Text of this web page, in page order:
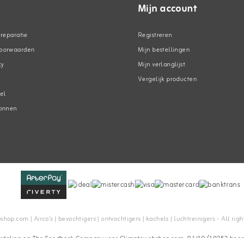
Mijn account
Registreren
Mijn bestellingen
Mijn verlanglijst
Vergelijk producten
| Airco's | bevochtigers | ontvochtigers | kachels | luchtreinigers - All